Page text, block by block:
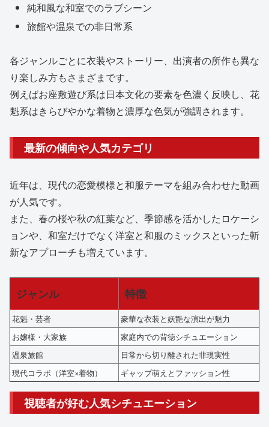
純和風な和室でのラブシーン
旅館や温泉での非日常系
各ジャンルごとに衣装やストーリー、出演者の所作も異な
り楽しみ方もさまざまです。
例えばお座敷遊び系は日本文化の要素を色濃く反映し、花
魁系はきらびやかな着物と濃厚な色気が強調されます。
最新の傾向や人気カテゴリ
近年は、現代の恋愛模様と和服テーマを組み合わせた動画
が人気です。
また、春の桜や秋の紅葉など、季節感を活かしたロケーシ
ョンや、和室だけでなく洋室と和服のミックスといった斬
新なアプローチも増えています。
ジャンル 特徴
花魁・芸者
豪華な衣装と妖艶な演出が魅力
お嬢様・大家族
家庭内での背徳シチュエーション
温泉旅館
日常から切り離された非現実性
現代コラボ（洋室×着物）
ギャップ萌えとファッション性
視聴者が好む人気シチュエーション